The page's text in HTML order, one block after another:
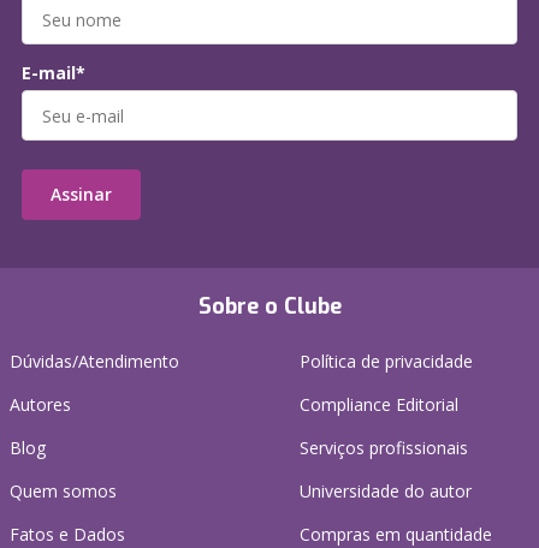
Sobre o Clube
Dúvidas/Atendimento
Autores
Blog
Quem somos
Fatos e Dados
Política de privacidade
Compliance Editorial
Serviços profissionais
Universidade do autor
Compras em quantidade
E-mail*
Assinar